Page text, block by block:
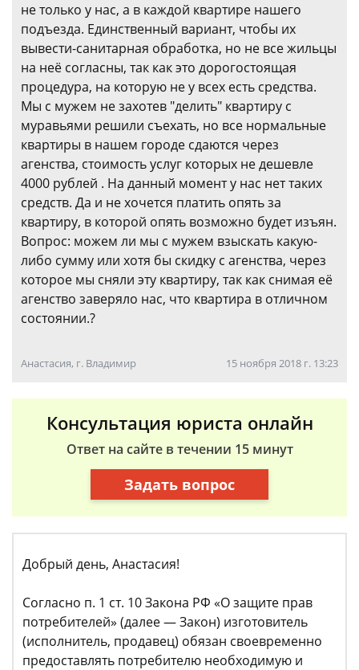
не только у нас, а в каждой квартире нашего
подъезда. Единственный вариант, чтобы их
вывести-санитарная обработка, но не все жильцы
на неё согласны, так как это дорогостоящая
процедура, на которую не у всех есть средства.
Мы с мужем не захотев "делить" квартиру с
муравьями решили съехать, но все нормальные
квартиры в нашем городе сдаются через
агенства, стоимость услуг которых не дешевле
4000 рублей . На данный момент у нас нет таких
средств. Да и не хочется платить опять за
квартиру, в которой опять возможно будет изъян.
Вопрос: можем ли мы с мужем взыскать какую-
либо сумму или хотя бы скидку с агенства, через
которое мы сняли эту квартиру, так как снимая её
агенство заверяло нас, что квартира в отличном
состоянии.?
Анастасия, г. Владимир 15 ноября 2018 г. 13:23
Консультация юриста онлайн
Ответ на сайте в течении 15 минут
Задать вопрос
Добрый день, Анастасия!
Согласно п. 1 ст. 10 Закона РФ «О защите прав
потребителей» (далее — Закон) изготовитель
(исполнитель, продавец) обязан своевременно
предоставлять потребителю необходимую и